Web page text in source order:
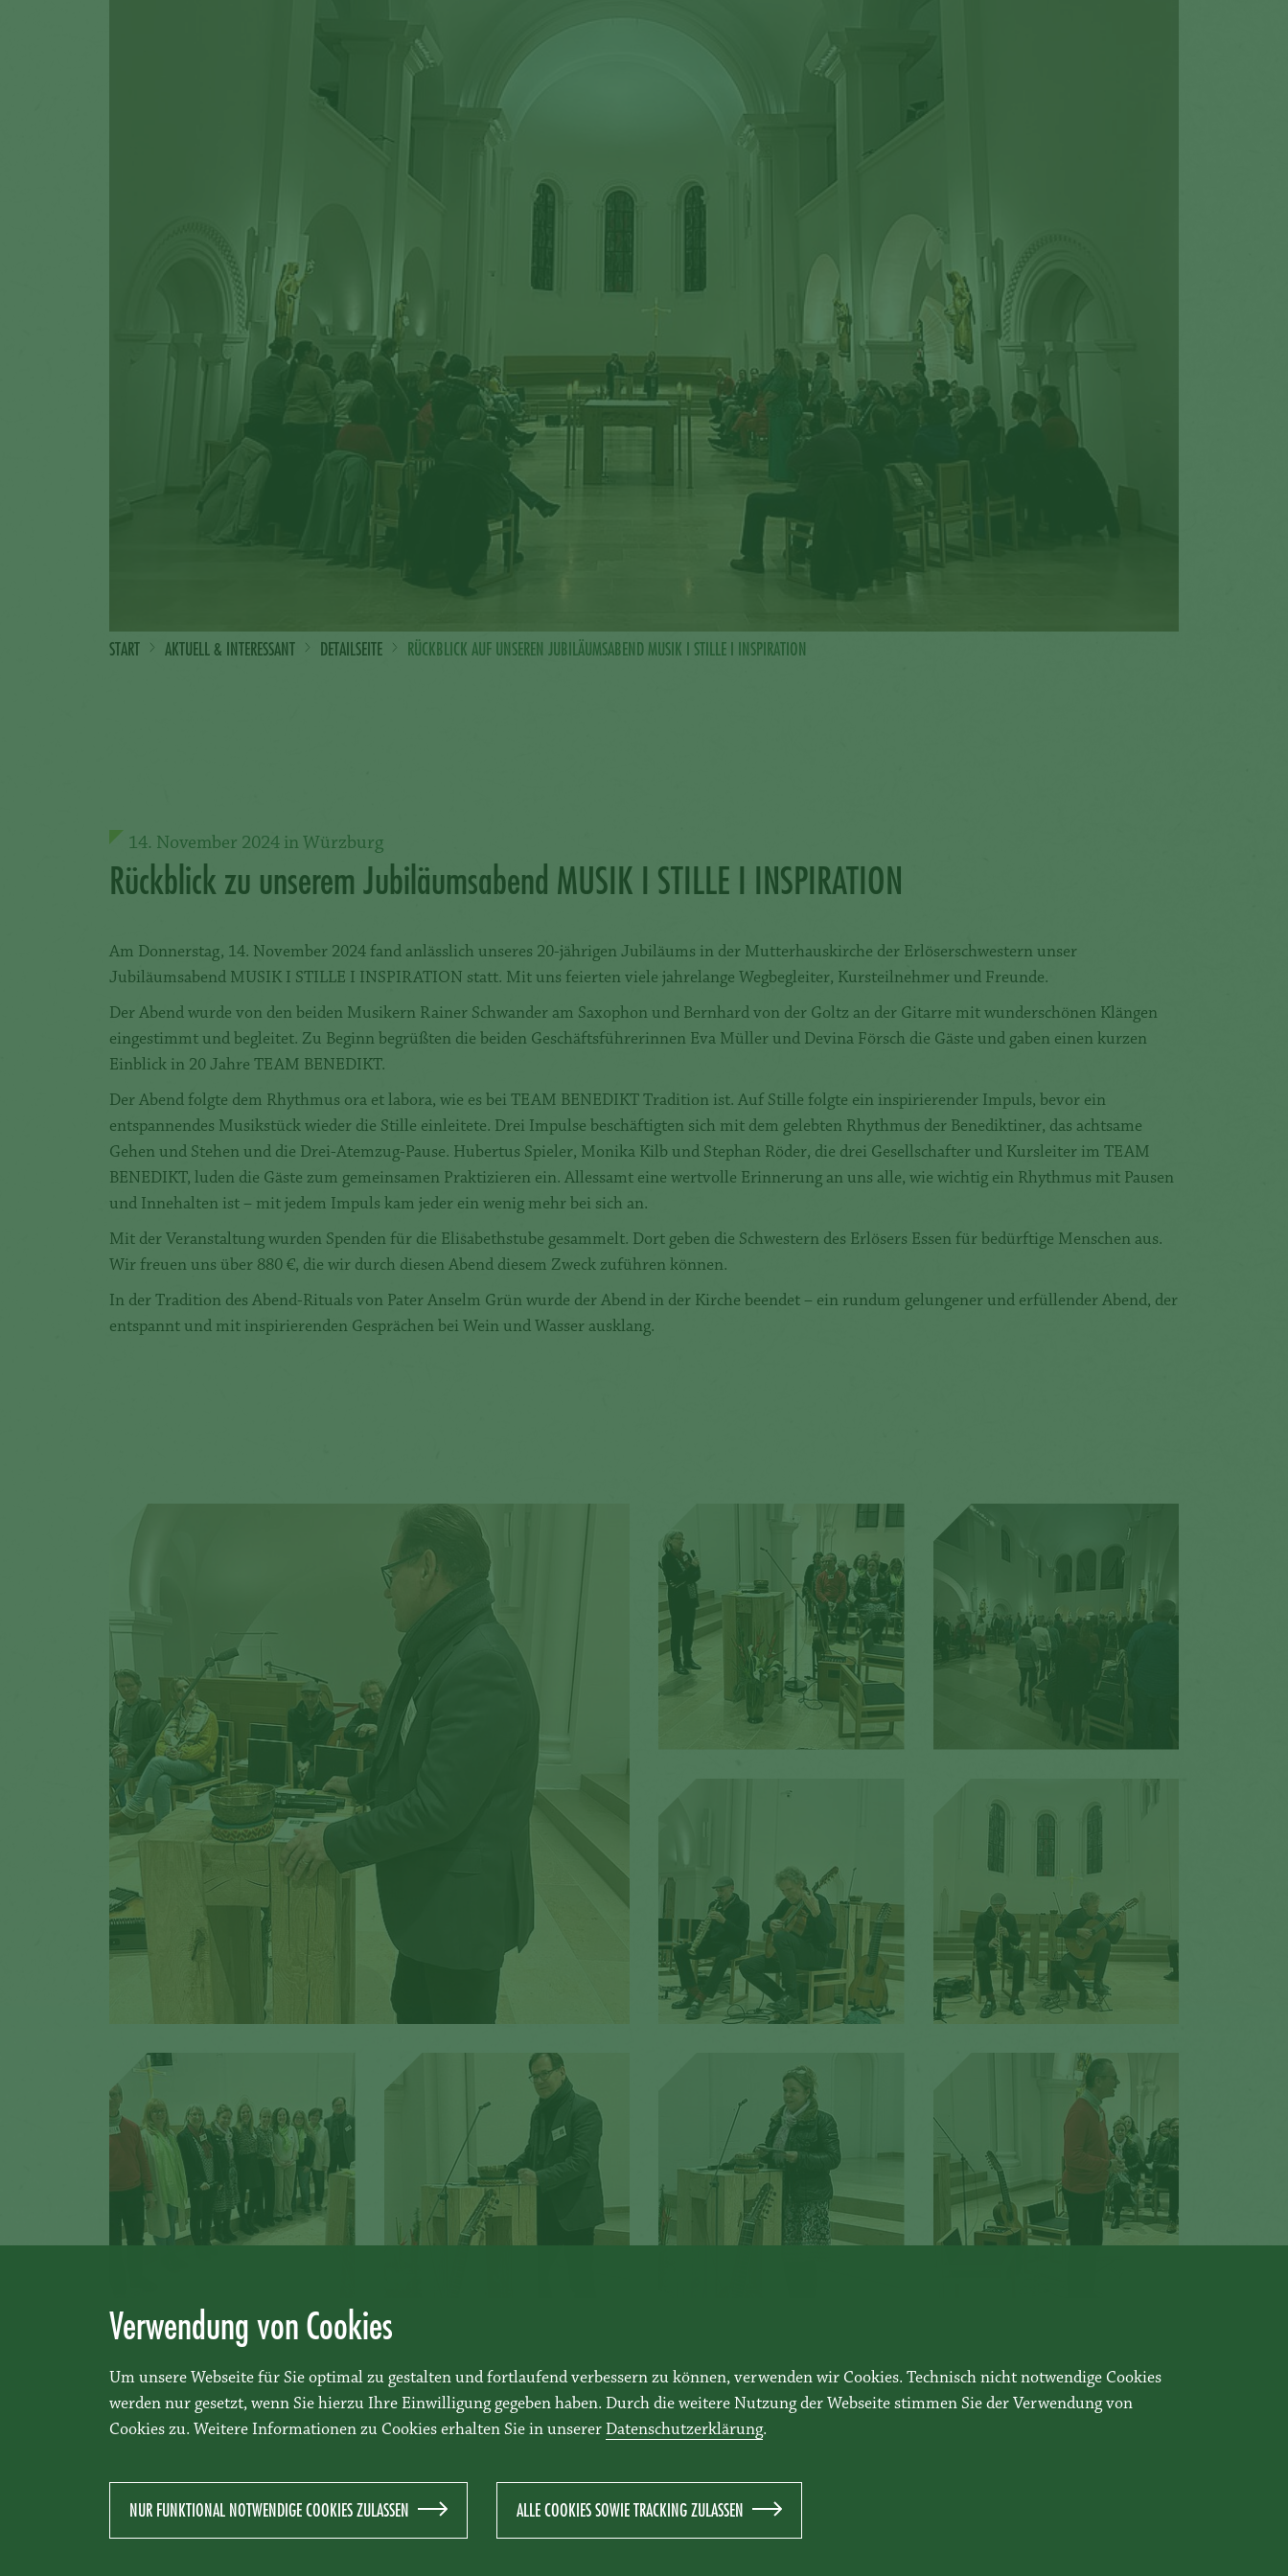
START AKTUELL & INTERESSANT DETAILSEITE RÜCKBLICK AUF UNSEREN JUBILÄUMSABEND MUSIK I STILLE I INSPIRATION
14. November 2024 in Würzburg
Rückblick zu unserem Jubiläumsabend MUSIK I STILLE I INSPIRATION
Am Donnerstag, 14. November 2024 fand anlässlich unseres 20-jährigen Jubiläums in der Mutterhauskirche der Erlöserschwestern unser
Jubiläumsabend MUSIK I STILLE I INSPIRATION statt. Mit uns feierten viele jahrelange Wegbegleiter, Kursteilnehmer und Freunde.
Der Abend wurde von den beiden Musikern Rainer Schwander am Saxophon und Bernhard von der Goltz an der Gitarre mit wunderschönen Klängen
eingestimmt und begleitet. Zu Beginn begrüßten die beiden Geschäftsführerinnen Eva Müller und Devina Försch die Gäste und gaben einen kurzen
Einblick in 20 Jahre TEAM BENEDIKT.
Der Abend folgte dem Rhythmus ora et labora, wie es bei TEAM BENEDIKT Tradition ist. Auf Stille folgte ein inspirierender Impuls, bevor ein
entspannendes Musikstück wieder die Stille einleitete. Drei Impulse beschäftigten sich mit dem gelebten Rhythmus der Benediktiner, das achtsame
Gehen und Stehen und die Drei-Atemzug-Pause. Hubertus Spieler, Monika Kilb und Stephan Röder, die drei Gesellschafter und Kursleiter im TEAM
BENEDIKT, luden die Gäste zum gemeinsamen Praktizieren ein. Allessamt eine wertvolle Erinnerung an uns alle, wie wichtig ein Rhythmus mit Pausen
und Innehalten ist – mit jedem Impuls kam jeder ein wenig mehr bei sich an.
Mit der Veranstaltung wurden Spenden für die Elisabethstube gesammelt. Dort geben die Schwestern des Erlösers Essen für bedürftige Menschen aus.
Wir freuen uns über 880 €, die wir durch diesen Abend diesem Zweck zuführen können.
In der Tradition des Abend-Rituals von Pater Anselm Grün wurde der Abend in der Kirche beendet – ein rundum gelungener und erfüllender Abend, der
entspannt und mit inspirierenden Gesprächen bei Wein und Wasser ausklang.
Verwendung von Cookies
Um unsere Webseite für Sie optimal zu gestalten und fortlaufend verbessern zu können, verwenden wir Cookies. Technisch nicht notwendige Cookies
werden nur gesetzt, wenn Sie hierzu Ihre Einwilligung gegeben haben. Durch die weitere Nutzung der Webseite stimmen Sie der Verwendung von
Cookies zu. Weitere Informationen zu Cookies erhalten Sie in unserer Datenschutzerklärung.
NUR FUNKTIONAL NOTWENDIGE COOKIES ZULASSEN ALLE COOKIES SOWIE TRACKING ZULASSEN